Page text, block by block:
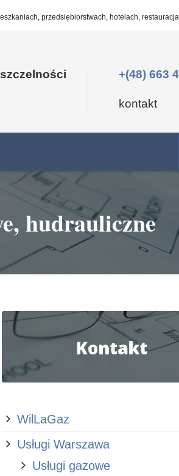
przedsiębiorstwach, hotelach,
+(48) 663
kontakt
hudrauliczne
WilLaGaz
Usługi Warszawa
Usługi gazowe